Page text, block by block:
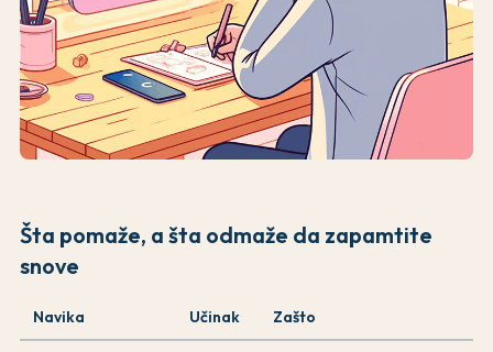
Šta pomaže, a šta odmaže da zapamtite
snove
Navika Učinak Zašto